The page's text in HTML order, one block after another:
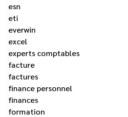
esn
eti
everwin
excel
experts comptables
facture
factures
finance personnel
finances
formation